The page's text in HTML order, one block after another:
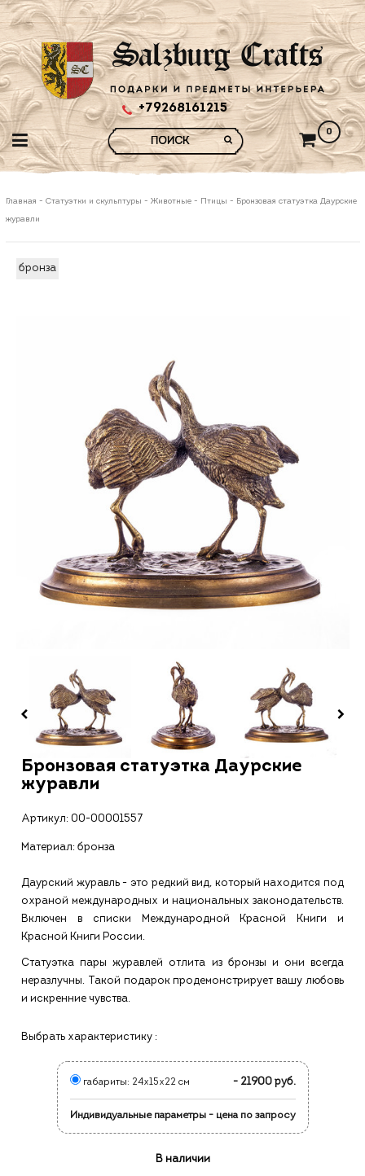
+79268161215
0
Главная - Статуэтки и скульптуры - Животные - Птицы - Бронзовая статуэтка Даурские
журавли
бронза
Бронзовая статуэтка Даурские
журавли
Артикул: 00-00001557
Материал: бронза
Даурский журавль - это редкий вид, который находится под
охраной международных и национальных законодательств.
Включен в списки Международной Красной Книги и
Красной Книги России.
Статуэтка пары журавлей отлита из бронзы и они всегда
неразлучны. Такой подарок продемонстрирует вашу любовь
и искренние чувства.
Выбрать характеристику :
габариты: 24х15х22 см - 21900 руб.
Индивидуальные параметры - цена по запросу
В наличии